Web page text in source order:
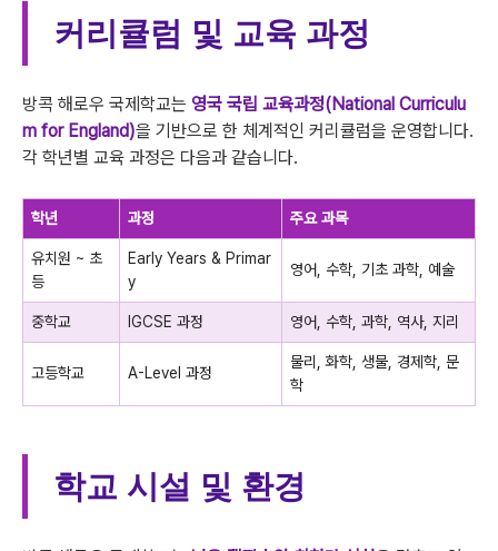
커리큘럼 및 교육 과정
방콕 해로우 국제학교는 영국 국립 교육과정(National Curriculu
m for England)을 기반으로 한 체계적인 커리큘럼을 운영합니다.
각 학년별 교육 과정은 다음과 같습니다.
학년 과정 주요 과목
유치원 ~ 초
등
Early Years & Primar
y
영어, 수학, 기초 과학, 예술
중학교 IGCSE 과정 영어, 수학, 과학, 역사, 지리
고등학교 A-Level 과정
물리, 화학, 생물, 경제학, 문
학
학교 시설 및 환경